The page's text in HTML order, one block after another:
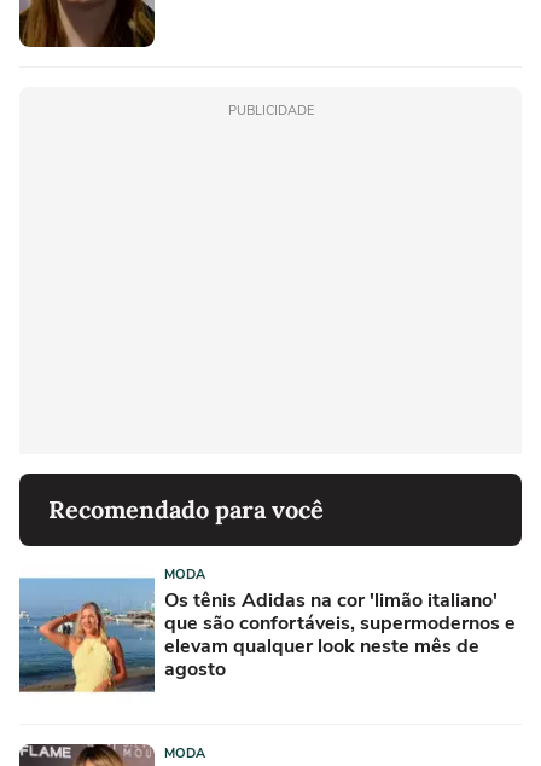
PUBLICIDADE
Recomendado para você
MODA
Os tênis Adidas na cor 'limão italiano'
que são confortáveis, supermodernos e
elevam qualquer look neste mês de
agosto
MODA